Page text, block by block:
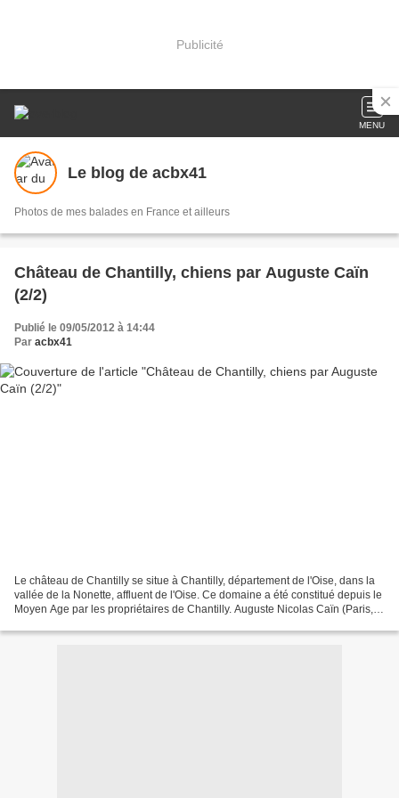
Publicité
MENU
Le blog de acbx41
Photos de mes balades en France et ailleurs
Château de Chantilly, chiens par Auguste Caïn
(2/2)
Publié le 09/05/2012 à 14:44
Par acbx41
Le château de Chantilly se situe à Chantilly, département de l'Oise, dans la
vallée de la Nonette, affluent de l'Oise. Ce domaine a été constitué depuis le
Moyen Age par les propriétaires de Chantilly. Auguste Nicolas Caïn (Paris,